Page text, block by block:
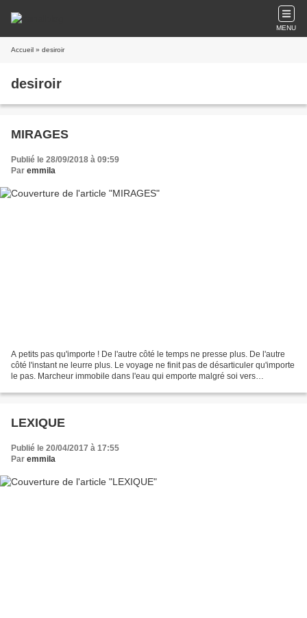
MENU
Accueil » desiroir
desiroir
MIRAGES
Publié le 28/09/2018 à 09:59
Par emmila
A petits pas qu'importe ! De l'autre côté le temps ne presse plus. De l'autre
côté l'instant ne leurre plus. Le voyage ne finit pas de désarticuler qu'importe
le pas. Marcheur immobile dans l'eau qui emporte malgré soi vers
LEXIQUE
Publié le 20/04/2017 à 17:55
Par emmila